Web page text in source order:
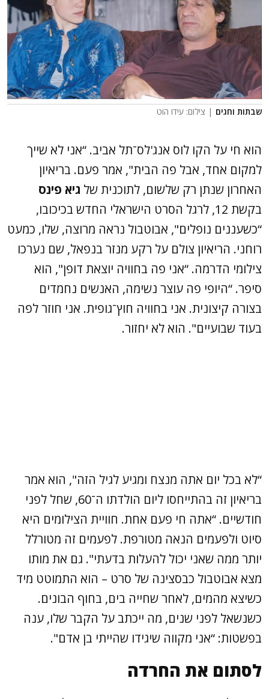
שבתות וחגים | צילום: עידו הוט
הוא חי על הקו לוס אנג'לס־תל אביב. “אני לא שייך
למקום אחד, אבל פה הבית", אמר פעם. בריאיון
האחרון שנתן רק שלשום, לתוכנית של גיא פינס
בקשת 12, לרגל הסרט הישראלי החדש בכיכובו,
“כשעננים נופלים", אבוטבול נראה מרוצה, שלו, כמעט
רוחני. הריאיון צולם על רקע מנזר בנפאל, שם נערכו
צילומי הדרמה. “אני פה בחוויה יוצאת דופן", הוא
סיפר. “היופי פה עוצר נשימה, האנשים נחמדים
בצורה קיצונית. אני בחוויה חוץ־גופית. אני חוזר לפה
בעוד שבועיים". הוא לא יחזור.
“לא בכל יום אתה מנצח ומגיע לגיל הזה", הוא אמר
בריאיון זה בהתייחסו ליום הולדתו ה־60, שחל לפני
חודשיים. “אתה חי פעם אחת. חוויית הצילומים היא
סיוט ולפעמים הנאה מטורפת. לפעמים זה מטורלל
יותר ממה שאני יכול להעלות בדעתי". גם את מותו
מצא אבוטבול כבסצינה של סרט – הוא התמוטט מיד
כשיצא מהמים, לאחר שחייה בים, בחוף הבונים.
כשנשאל לפני שנים, מה ייכתב על הקבר שלו, ענה
בפשטות: “אני מקווה שיגידו שהייתי בן אדם".
לסתום את החרדה